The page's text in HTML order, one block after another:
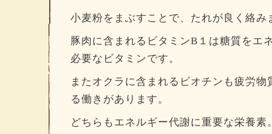
小麦粉をまぶすことで、たれが良く絡
豚肉に含まれるビタミンB１は糖質をエ
必要なビタミンです。
またオクラに含まれるビオチンも疲労
る働きがあります。
どちらもエネルギー代謝に重要な栄養